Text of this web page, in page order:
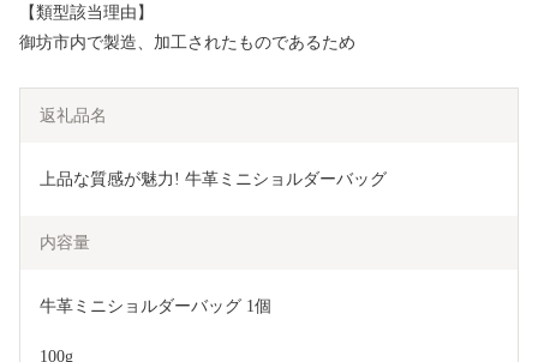
【類型該当理由】
御坊市内で製造、加工されたものであるため
返礼品名
上品な質感が魅力! 牛革ミニショルダーバッグ
内容量
牛革ミニショルダーバッグ 1個
100g